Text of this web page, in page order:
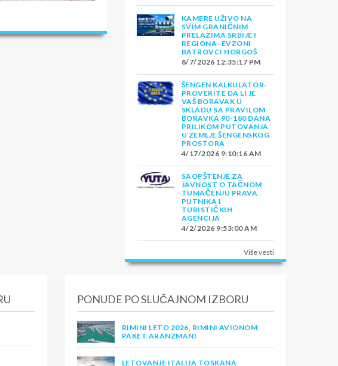
KAMERE UŽIVO NA
SVIM GRANIČNIM
PRELAZIMA SRBIJE I
REGIONA–EVZONI
BATROVCI HORGOŠ
8/7/2026 12:35:17 PM
ŠENGEN KALKULATOR-
PROVERITE DA LI JE
VAŠ BORAVAK U
SKLADU SA PRAVILOM
BORAVKA 90-180 DANA
PRILIKOM PUTOVANJA
U ZEMLJE ŠENGENSKOG
PROSTORA
4/17/2026 9:10:16 AM
SAOPŠTENJE ZA
JAVNOST O TAČNOM
TUMAČENJU PRAVA
PUTNIKA I
TURISTIČKIH
AGENCIJA
4/2/2026 9:53:00 AM
Više vesti
PONUDE PO SLUČAJNOM IZBORU
RIMINI LETO 2026, RIMINI AVIONOM
PAKET ARANZMANI
LETOVANJE ITALIJA TOSKANA